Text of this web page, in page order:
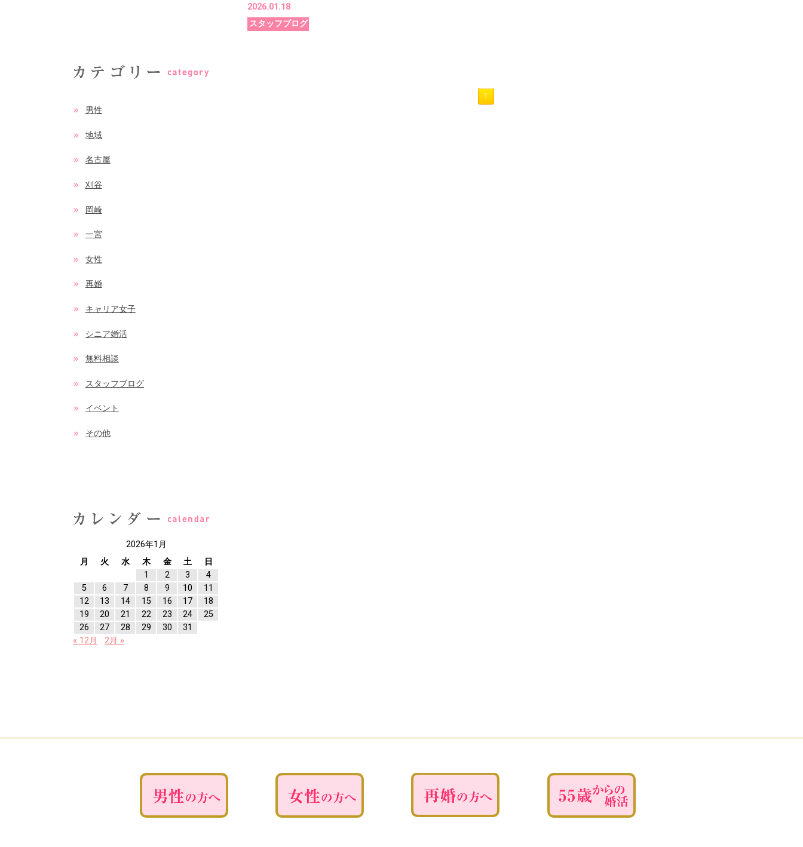
2026.01.18
スタッフブログ
1
男性
地域
名古屋
刈谷
岡崎
一宮
女性
再婚
キャリア女子
シニア婚活
無料相談
スタッフブログ
イベント
その他
2026年1月
月
火 水 木 金 土
日
1
2 3
4
5
6 7 8 9 10
11
12
13 14 15 16 17
18
19
20 21 22 23 24
25
26
27 28 29 30
31
« 12月
2月 »